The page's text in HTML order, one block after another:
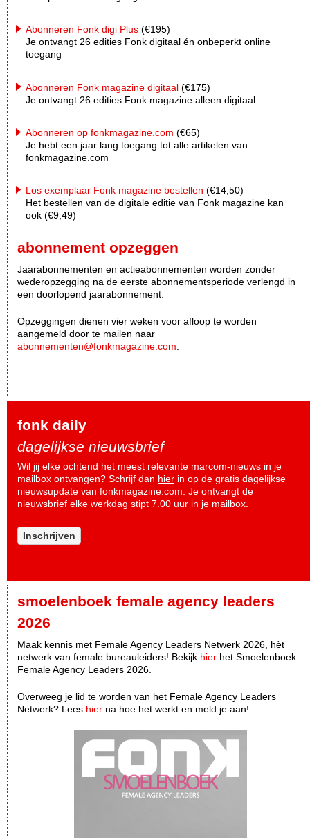
Abonneren Fonk digi Plus (€195)
Je ontvangt 26 edities Fonk digitaal én onbeperkt online
toegang
Abonneren Fonk magazine digitaal (€175)
Je ontvangt 26 edities Fonk magazine alleen digitaal
Abonneren op fonkmagazine.com (€65)
Je hebt een jaar lang toegang tot alle artikelen van
fonkmagazine.com
Los exemplaar Fonk magazine bestellen (€14,50)
Het bestellen van de digitale editie van Fonk magazine kan
ook (€9,49)
abonnement opzeggen
Jaarabonnementen en actieabonnementen worden zonder
wederopzegging na de eerste abonnementsperiode verlengd in
een doorlopend jaarabonnement.
Opzeggingen dienen vier weken voor afloop te worden
aangemeld door te mailen naar
abonnementen@fonkmagazine.com
fonk daily
dagelijkse nieuwsbrief
Wil jij elke ochtend het meest relevante marcom-nieuws in je
mailbox ontvangen? Schrijf dan hier in op de gratis dagelijkse
nieuwsupdate van fonkmagazine.com. Je ontvangt de
nieuwsbrief elke werkdag stipt 7.00 uur in je mailbox.
Inschrijven
smoelenboek female agency leaders
2026
Maak kennis met Female Agency Leaders Netwerk 2026, hèt
netwerk van female bureauleiders! Bekijk hier het Smoelenboek
Female Agency Leaders 2026.
Overweeg je lid te worden van het Female Agency Leaders
Netwerk? Lees hier na hoe het werkt en meld je aan!